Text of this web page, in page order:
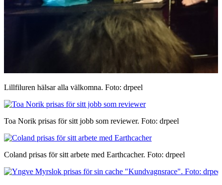
Lillfiluren hälsar alla välkomna. Foto: drpeel
Toa Norik prisas för sitt jobb som reviewer. Foto: drpeel
Coland prisas för sitt arbete med Earthcacher. Foto: drpeel